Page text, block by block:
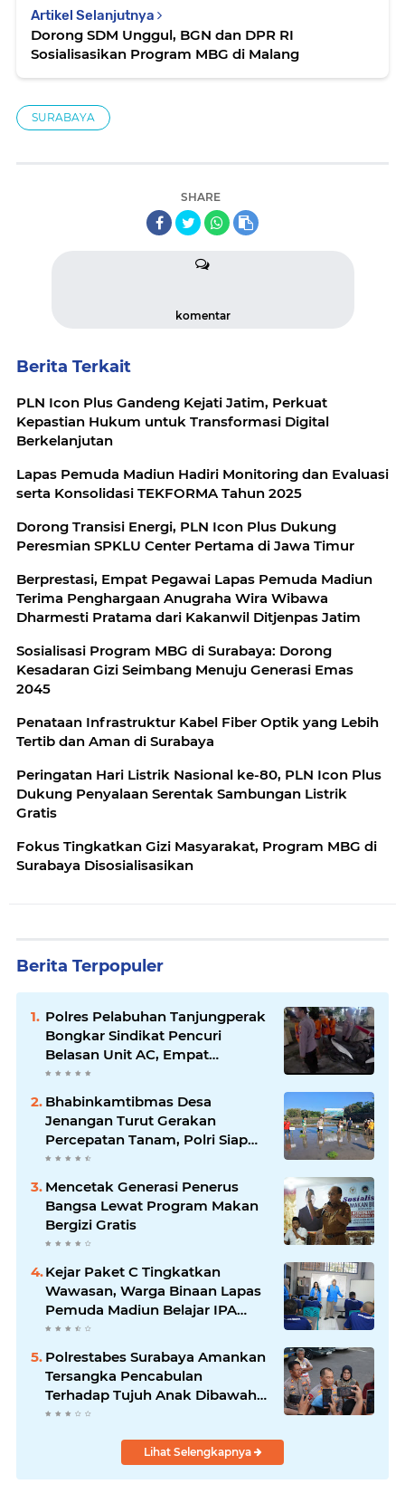
Artikel Selanjutnya
Dorong SDM Unggul, BGN dan DPR RI
Sosialisasikan Program MBG di Malang
SURABAYA
SHARE
komentar
Berita Terkait
PLN Icon Plus Gandeng Kejati Jatim, Perkuat
Kepastian Hukum untuk Transformasi Digital
Berkelanjutan
Lapas Pemuda Madiun Hadiri Monitoring dan Evaluasi
serta Konsolidasi TEKFORMA Tahun 2025
Dorong Transisi Energi, PLN Icon Plus Dukung
Peresmian SPKLU Center Pertama di Jawa Timur
Berprestasi, Empat Pegawai Lapas Pemuda Madiun
Terima Penghargaan Anugraha Wira Wibawa
Dharmesti Pratama dari Kakanwil Ditjenpas Jatim
Sosialisasi Program MBG di Surabaya: Dorong
Kesadaran Gizi Seimbang Menuju Generasi Emas
2045
Penataan Infrastruktur Kabel Fiber Optik yang Lebih
Tertib dan Aman di Surabaya
Peringatan Hari Listrik Nasional ke-80, PLN Icon Plus
Dukung Penyalaan Serentak Sambungan Listrik
Gratis
Fokus Tingkatkan Gizi Masyarakat, Program MBG di
Surabaya Disosialisasikan
Berita Terpopuler
Polres Pelabuhan Tanjungperak
Bongkar Sindikat Pencuri
Belasan Unit AC, Empat
Tersangka Diamankan
Bhabinkamtibmas Desa
Jenangan Turut Gerakan
Percepatan Tanam, Polri Siap
Kawal Swasembada Pangan
Kabupaten Ponorogo
Mencetak Generasi Penerus
Bangsa Lewat Program Makan
Bergizi Gratis
Kejar Paket C Tingkatkan
Wawasan, Warga Binaan Lapas
Pemuda Madiun Belajar IPA
Bersama Mahasiswa UNIPMA
Polrestabes Surabaya Amankan
Tersangka Pencabulan
Terhadap Tujuh Anak Dibawah
Umur
Lihat Selengkapnya